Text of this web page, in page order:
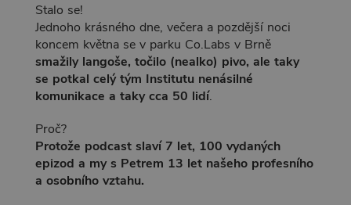
Stalo se!
Jednoho krásného dne, večera a pozdější noci
koncem května se v parku Co.Labs v Brně
smažily langoše, točilo (nealko) pivo, ale taky
se potkal celý tým Institutu nenásilné
komunikace a taky cca 50 lidí.
Proč?
Protože podcast slaví 7 let, 100 vydaných
epizod a my s Petrem 13 let našeho profesního
a osobního vztahu.